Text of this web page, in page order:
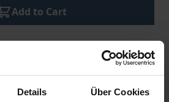
Details Über Cookies
Add to Cart